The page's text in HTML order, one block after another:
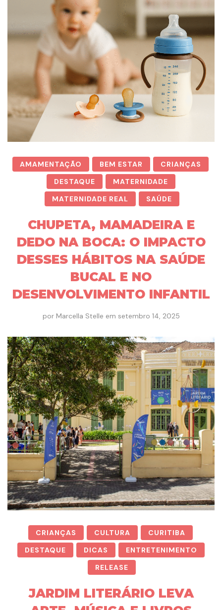
AMAMENTAÇÃO BEM ESTAR
CRIANÇAS
DESTAQUE
MATERNIDADE
MATERNIDADE REAL
SAÚDE
CHUPETA, MAMADEIRA E
DEDO NA BOCA: O IMPACTO
DESSES HÁBITOS NA SAÚDE
BUCAL E NO
DESENVOLVIMENTO INFANTIL
por Marcella Stelle em setembro 14, 2025
CRIANÇAS CULTURA
CURITIBA
DESTAQUE
DICAS
ENTRETENIMENTO
RELEASE
JARDIM LITERÁRIO LEVA